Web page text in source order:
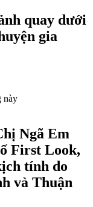
quay dưới
gia
này
Ngã Em
First Look,
tính do
và Thuận